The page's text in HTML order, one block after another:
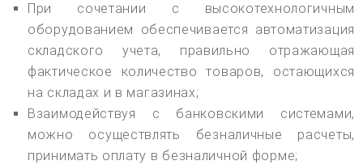
При сочетании с высокотехнологичным
оборудованием обеспечивается автоматизация
складского учета, правильно отражающая
фактическое количество товаров, остающихся
на складах и в магазинах;
Взаимодействуя с банковскими системами,
можно осуществлять безналичные расчеты,
принимать оплату в безналичной форме;